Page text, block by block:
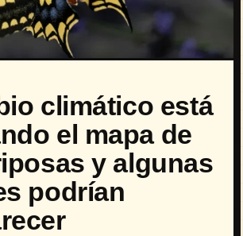
climático está
el mapa de
y algunas
podrían